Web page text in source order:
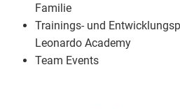
Familie
Trainings- und
Leonardo Academy
Team Events